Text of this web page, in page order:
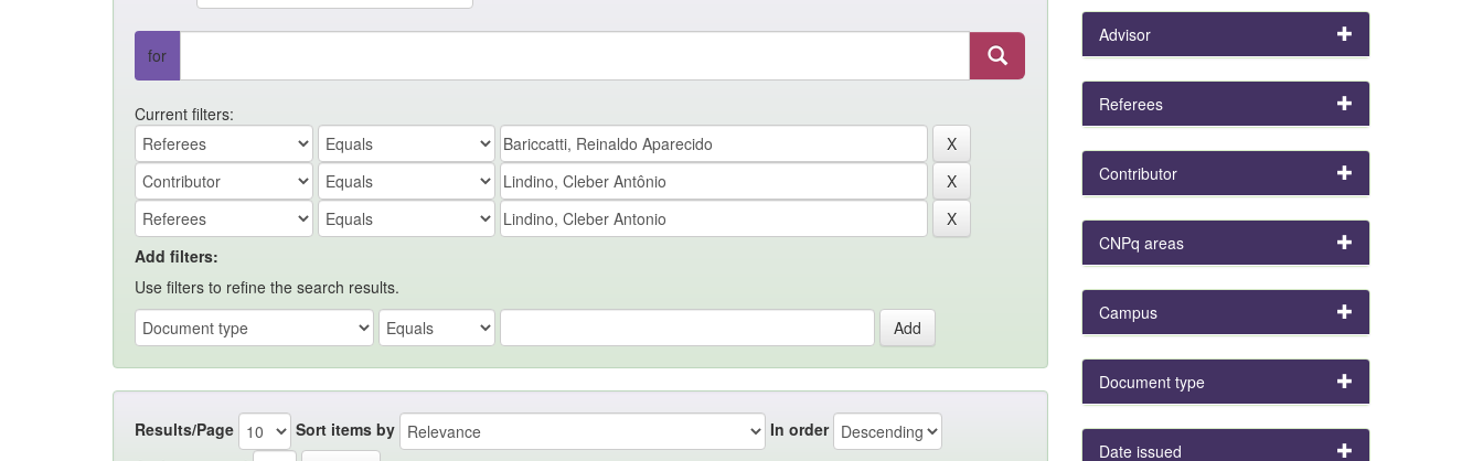
for
Current filters:
Add filters:
Use filters to refine the search results.
Results/Page Sort items by
In order
Advisor
Referees
Contributor
CNPq areas
Campus
Document type
Date issued